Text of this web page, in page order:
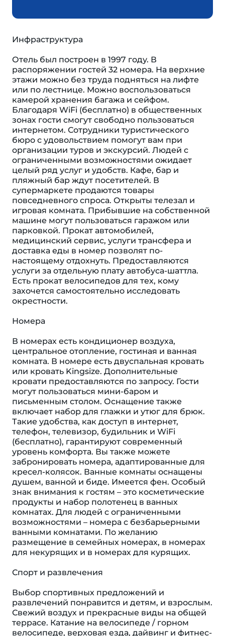
Инфраструктура
Отель был построен в 1997 году. В
распоряжении гостей 32 номера. На верхние
этажи можно без труда подняться на лифте
или по лестнице. Можно воспользоваться
камерой хранения багажа и сейфом.
Благодаря WiFi (бесплатно) в общественных
зонах гости смогут свободно пользоваться
интернетом. Сотрудники туристического
бюро с удовольствием помогут вам при
организации туров и экскурсий. Людей с
ограниченными возможностями ожидает
целый ряд услуг и удобств. Кафе, бар и
пляжный бар ждут посетителей. В
супермаркете продаются товары
повседневного спроса. Открыты телезал и
игровая комната. Прибывшие на собственной
машине могут пользоваться гаражом или
парковкой. Прокат автомобилей,
медицинский сервис, услуги трансфера и
доставка еды в номер позволят по-
настоящему отдохнуть. Предоставляются
услуги за отдельную плату автобуса-шаттла.
Есть прокат велосипедов для тех, кому
захочется самостоятельно исследовать
окрестности.
Номера
В номерах есть кондиционер воздуха,
центральное отопление, гостиная и ванная
комната. В номере есть двуспальная кровать
или кровать Kingsize. Дополнительные
кровати предоставляются по запросу. Гости
могут пользоваться мини-баром и
письменным столом. Оснащение также
включает набор для глажки и утюг для брюк.
Такие удобства, как доступ в интернет,
телефон, телевизор, будильник и WiFi
(бесплатно), гарантируют современный
уровень комфорта. Вы также можете
забронировать номера, адаптированные для
кресел-колясок. Ванные комнаты оснащены
душем, ванной и биде. Имеется фен. Особый
знак внимания к гостям – это косметические
продукты и набор полотенец в ванных
комнатах. Для людей с ограниченными
возможностями – номера с безбарьерными
ванными комнатами. По желанию
размещение в семейных номерах, в номерах
для некурящих и в номерах для курящих.
Спорт и развлечения
Выбор спортивных предложений и
развлечений понравится и детям, и взрослым.
Свежий воздух и прекрасные виды на общей
террасе. Катание на велосипеде / горном
велосипеде, верховая езда, дайвинг и фитнес-